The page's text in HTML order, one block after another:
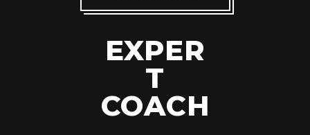
EXPER
T
COACH